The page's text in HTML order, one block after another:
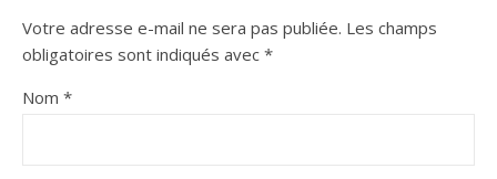
Votre adresse e-mail ne sera pas publiée. Les champs
obligatoires sont indiqués avec *
Nom *